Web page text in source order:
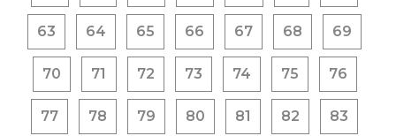
63 64 65 66 67 68 69
70 71 72 73 74 75 76
77 78 79 80 81 82 83